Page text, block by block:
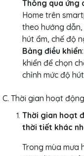
Thông qua ứng
Home trên
theo hướng
hút ẩm, chế độ
Bảng điều khiển
khiển để chọn
chỉnh mức độ
C. Thời gian hoạt
Thời gian hoạt
thời tiết khác
Trong mùa mưa